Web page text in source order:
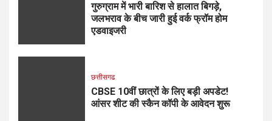
गुरुग्राम में भारी बारिश से हालात बिगड़े,
जलभराव के बीच जारी हुई वर्क फ्रॉम होम
एडवाइजरी
छत्तीसगढ
CBSE 10वीं छात्रों के लिए बड़ी अपडेट!
आंसर शीट की स्कैन कॉपी के आवेदन शुरू